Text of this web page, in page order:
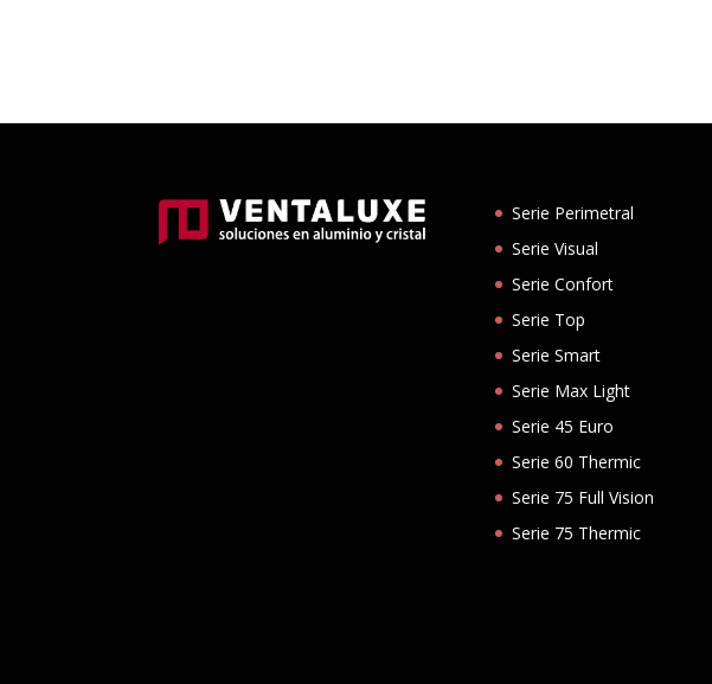
Serie Perimetral
Serie Visual
Serie Confort
Serie Top
Serie Smart
Serie Max Light
Serie 45 Euro
Serie 60 Thermic
Serie 75 Full Vision
Serie 75 Thermic